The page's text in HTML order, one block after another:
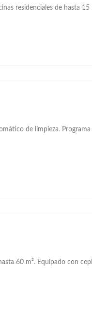
residenciales de hasta
de limpieza.
60 m². Equipado con